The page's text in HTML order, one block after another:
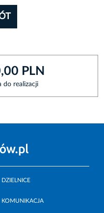
PLN
do realizacji
DZIELNICE
KOMUNIKACJA